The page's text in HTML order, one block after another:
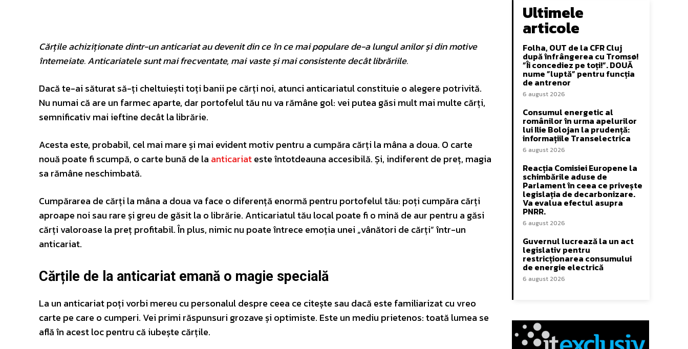
Cărțile achiziționate dintr-un anticariat au devenit din ce în ce mai populare de-a lungul anilor și din motive
întemeiate. Anticariatele sunt mai frecventate, mai vaste și mai consistente decât librăriile.
Dacă te-ai săturat să-ți cheltuiești toți banii pe cărți noi, atunci anticariatul constituie o alegere potrivită.
Nu numai că are un farmec aparte, dar portofelul tău nu va rămâne gol: vei putea găsi mult mai multe cărți,
semnificativ mai ieftine decât la librărie.
Acesta este, probabil, cel mai mare și mai evident motiv pentru a cumpăra cărți la mâna a doua. O carte
nouă poate fi scumpă, o carte bună de la anticariateste întotdeauna accesibilă. Și, indiferent de preț, magia
sa rămâne neschimbată.
Cumpărarea de cărți la mâna a doua va face o diferență enormă pentru portofelul tău: poți cumpăra cărți
aproape noi sau rare și greu de găsit la o librărie. Anticariatul tău local poate fi o mină de aur pentru a găsi
cărți valoroase la preț profitabil. În plus, nimic nu poate întrece emoția unei „vânători de cărți” într-un
anticariat.
Cărțile de la anticariat emană o magie specială
La un anticariat poți vorbi mereu cu personalul despre ceea ce citește sau dacă este familiarizat cu vreo
carte pe care o cumperi. Vei primi răspunsuri grozave și optimiste. Este un mediu prietenos: toată lumea se
află în acest loc pentru că iubește cărțile.
Ultimele
articole
Folha, OUT de la CFR Cluj
după înfrângerea cu Tromsø!
”Îi concediez pe toți!”. DOUĂ
nume ”luptă” pentru funcția
de antrenor
6 august 2026
Consumul energetic al
românilor în urma apelurilor
lui Ilie Bolojan la prudență:
informațiile Transelectrica
6 august 2026
Reacția Comisiei Europene la
schimbările aduse de
Parlament în ceea ce privește
legislația de decarbonizare.
Va evalua efectul asupra
PNRR.
6 august 2026
Guvernul lucrează la un act
legislativ pentru
restricționarea consumului
de energie electrică
6 august 2026